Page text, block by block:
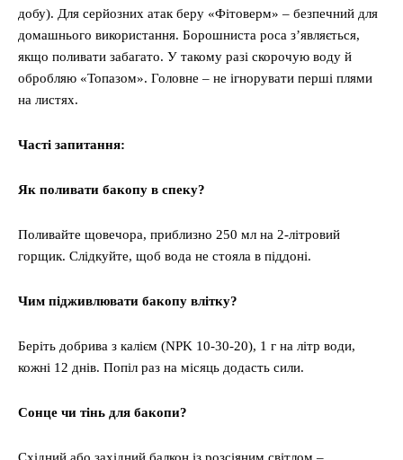
добу). Для серйозних атак беру «Фітоверм» – безпечний для
домашнього використання. Борошниста роса з’являється,
якщо поливати забагато. У такому разі скорочую воду й
обробляю «Топазом». Головне – не ігнорувати перші плями
на листях.
Часті запитання:
Як поливати бакопу в спеку?
Поливайте щовечора, приблизно 250 мл на 2-літровий
горщик. Слідкуйте, щоб вода не стояла в піддоні.
Чим підживлювати бакопу влітку?
Беріть добрива з калієм (NPK 10-30-20), 1 г на літр води,
кожні 12 днів. Попіл раз на місяць додасть сили.
Сонце чи тінь для бакопи?